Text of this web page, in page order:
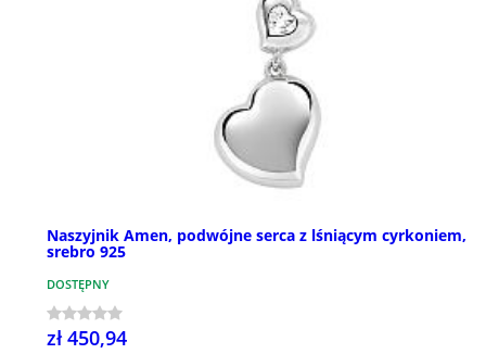
Naszyjnik Amen, podwójne serca z lśniącym cyrkoniem,
srebro 925
DOSTĘPNY
zł 450,94